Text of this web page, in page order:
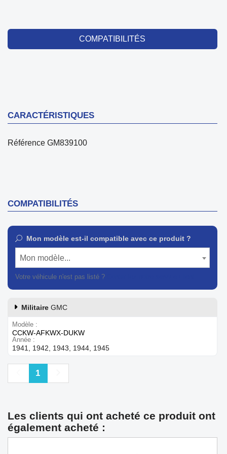
COMPATIBILITÉS
CARACTÉRISTIQUES
Référence GM839100
COMPATIBILITÉS
Mon modèle est-il compatible avec ce produit ?
Mon modèle...
Votre véhicule n'est pas listé ?
Militaire GMC
Modèle
CCKW-AFKWX-DUKW
Année
1941, 1942, 1943, 1944, 1945
Précédent
1
Les clients qui ont acheté ce produit ont
également acheté :